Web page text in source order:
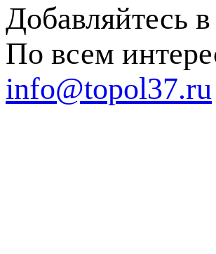
Добавляйтесь
По всем
info@topol37.ru